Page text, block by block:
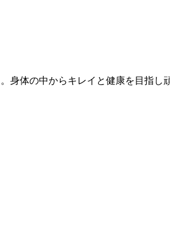
身体の中からキレイと健康を目指